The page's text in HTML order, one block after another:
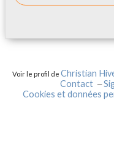
Voir le profil deChristian
Contact
Cookies et données